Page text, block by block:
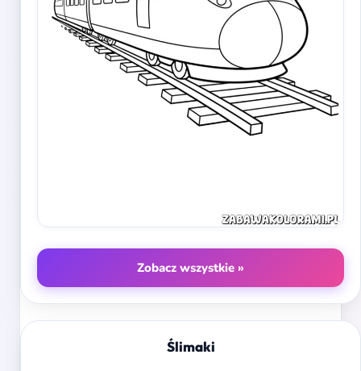
Zobacz wszystkie »
Ślimaki